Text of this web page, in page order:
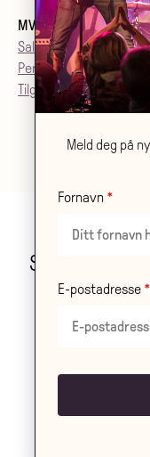
MVA : 992079142
Salgsvilkår
Personvern
Tilgjenglighetsærklæring
Stor takk til
LES OM ALLE
Meld deg på
Fornavn
E-postadresse